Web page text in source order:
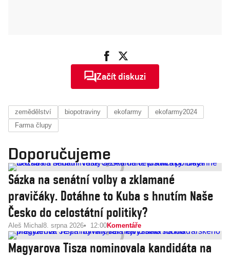
Začít diskuzi
zemědělství biopotraviny ekofarmy
ekofarmy2024
Farma člupy
Doporučujeme
Sázka na senátní volby a zklamané
pravičáky. Dotáhne to Kuba s hnutím Naše
Česko do celostátní politiky?
Aleš Michal 8. srpna 2026 12:00Komentáře
Magyarova Tisza nominovala kandidáta na